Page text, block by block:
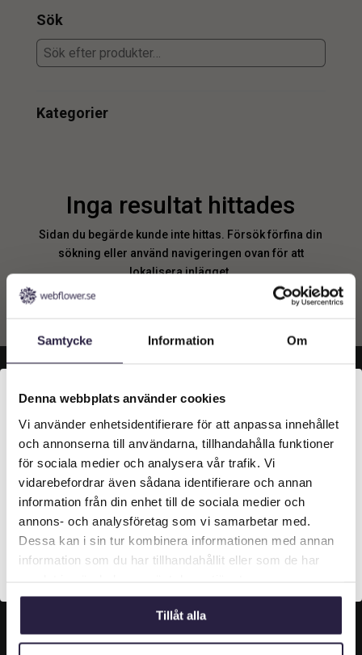
Samtycke Information Om
Denna webbplats använder cookies
Vi använder enhetsidentifierare för att anpassa innehållet
och annonserna till användarna, tillhandahålla funktioner
för sociala medier och analysera vår trafik. Vi
vidarebefordrar även sådana identifierare och annan
information från din enhet till de sociala medier och
annons- och analysföretag som vi samarbetar med.
Dessa kan i sin tur kombinera informationen med annan
information som du har tillhandahållit eller som de har
Tillåt alla
Sök
Kategorier
Inga resultat hittades
Sidan du begärde kunde inte hittas. Försök förfina din
sökning eller använd navigeringen ovan för att
lokalisera inlägget.

Grustagsgatan 13,
254 64 Helsingborg
 042-33 00 20
 info@webflower.se
SOCIALA MEDIER
Följ oss och gilla oss på sociala medier.
Välkommen till Webflower
Vilken typ av kund är du? Du kan alltid justera ditt val
längst upp på sidan.
Företagskund (exkl. moms)
Privatkund (inkl. moms)